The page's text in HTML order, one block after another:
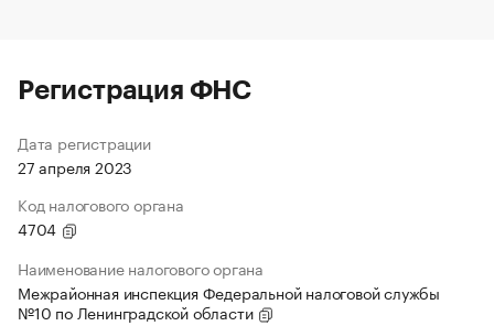
Регистрация ФНС
Дата регистрации
27 апреля 2023
Код налогового органа
4704
Наименование налогового органа
Межрайонная инспекция Федеральной налоговой службы
№10 по Ленинградской области